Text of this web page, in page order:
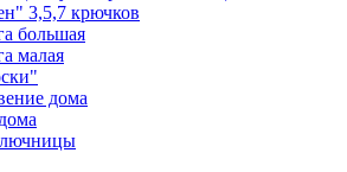
3,5,7 крючков
большая
малая
дома